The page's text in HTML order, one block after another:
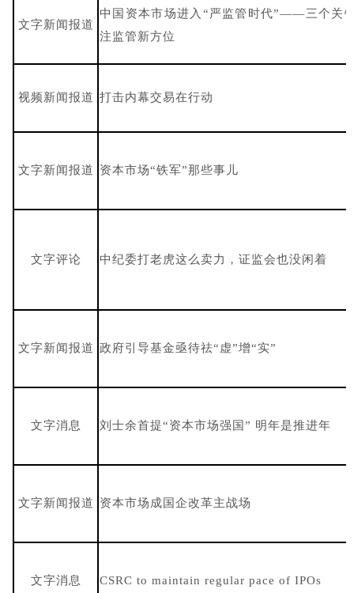
文字新闻报道
中国资本市场进入“严监管时代”——三个关
注监管新方位
视频新闻报道 打击内幕交易在行动
文字新闻报道 资本市场“铁军”那些事儿
文字评论 中纪委打老虎这么卖力，证监会也没闲着
文字新闻报道 政府引导基金亟待祛“虚”增“实”
文字消息 刘士余首提“资本市场强国” 明年是推进年
文字新闻报道 资本市场成国企改革主战场
文字消息 CSRC to maintain regular pace of IPOs